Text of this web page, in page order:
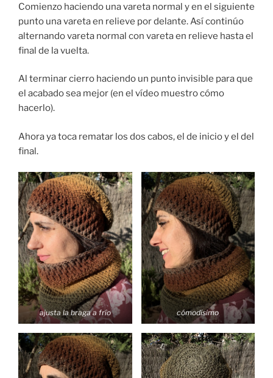
Comienzo haciendo una vareta normal y en el siguiente
punto una vareta en relieve por delante. Así continúo
alternando vareta normal con vareta en relieve hasta el
final de la vuelta.
Al terminar cierro haciendo un punto invisible para que
el acabado sea mejor (en el vídeo muestro cómo
hacerlo).
Ahora ya toca rematar los dos cabos, el de inicio y el del
final.
ajusta la braga a frío cómodísimo